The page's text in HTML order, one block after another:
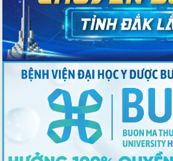
Đoàn đại biểu Quốc hội tỉnh Đắk Lắk
trao đổi thông tin trước Kỳ họp thứ
nhất, Quốc hội khóa XVI
Quyết liệt cải cách hành chính, khơi
thông nguồn lực phát triển
Nâng cao hiệu lực, hiệu quả HĐND
tỉnh thông qua hiện đại hóa hành chính
Xã Ea Phê gắn cải cách hành chính với
chuyển đổi số
Phó Chủ tịch Thường trực UBND tỉnh
Hồ Thị Nguyên Thảo làm việc tại Trung